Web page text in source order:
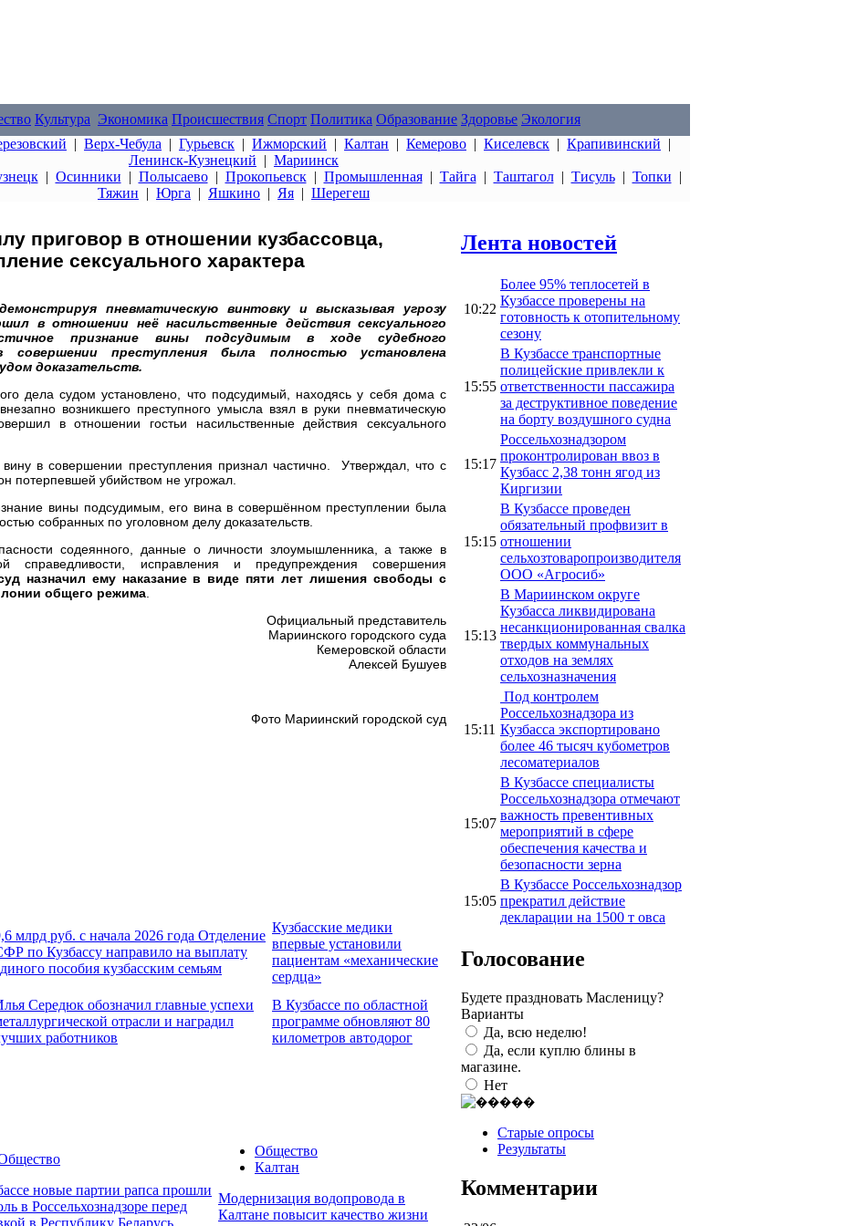
Культура Экономика Происшествия Спорт Политика Образование Здоровье Экология
| Верх-Чебула | Гурьевск | Ижморский | Калтан | Кемерово | Киселевск | Крапивинский |
Ленинск-Кузнецкий | Мариинск
| Осинники | Полысаево| Прокопьевск| Промышленная| Тайга | Таштагол| Тисуль| Топки |
Тяжин | Юрга | Яшкино | Яя | Шерегеш
приговор в отношении кузбассовца,
сексуального характера
пневматическую винтовку и высказывая угрозу
в отношении неё насильственные действия сексуального
признание вины подсудимым в ходе судебного
совершении преступления была полностью установлена
доказательств.
дела судом установлено, что подсудимый, находясь у себя дома с
возникшего преступного умысла взял в руки пневматическую
в отношении гостьи насильственные действия сексуального
в совершении преступления признал частично. Утверждал, что с
потерпевшей убийством не угрожал.
вины подсудимым, его вина в совершённом преступлении была
собранных по уголовном делу доказательств.
содеянного, данные о личности злоумышленника, а также в
справедливости, исправления и предупреждения совершения
назначил ему наказание в виде пяти лет лишения свободы с
общего режима
Официальный представитель
Мариинского городского суда
Кемеровской области
Алексей Бушуев
Фото Мариинский городской суд
млрд руб. с начала 2026 года Отделение
по Кузбассу направило на выплату
пособия кузбасским семьям
Кузбасские медики
впервые установили
пациентам «механические
сердца»
Середюк обозначил главные успехи
отрасли и наградил
работников
В Кузбассе по областной
программе обновляют 80
километров автодорог
новые партии рапса прошли
в Россельхознадзоре перед
Общество
Калтан
Модернизация водопровода в
Калтане повысит качество жизни
Лента новостей
10:22
Более 95% теплосетей в
Кузбассе проверены на
готовность к отопительному
сезону
15:55
В Кузбассе транспортные
полицейские привлекли к
ответственности пассажира
за деструктивное поведение
на борту воздушного судна
15:17
Россельхознадзором
проконтролирован ввоз в
Кузбасс 2,38 тонн ягод из
Киргизии
15:15
В Кузбассе проведен
обязательный профвизит в
отношении
сельхозтоваропроизводителя
ООО «Агросиб»
15:13
В Мариинском округе
Кузбасса ликвидирована
несанкционированная свалка
твердых коммунальных
отходов на землях
сельхозназначения
15:11
Под контролем
Россельхознадзора из
Кузбасса экспортировано
более 46 тысяч кубометров
лесоматериалов
15:07
В Кузбассе специалисты
Россельхознадзора отмечают
важность превентивных
мероприятий в сфере
обеспечения качества и
безопасности зерна
15:05
В Кузбассе Россельхознадзор
прекратил действие
декларации на 1500 т овса
Голосование
Будете праздновать Масленицу?
Варианты
Да, всю неделю!
Да, если куплю блины в
магазине.
Нет
Старые опросы
Результаты
Комментарии